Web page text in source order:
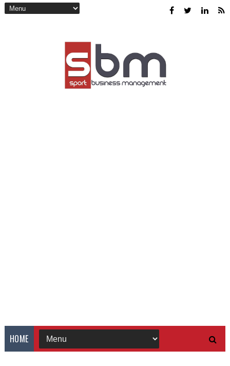
HOME